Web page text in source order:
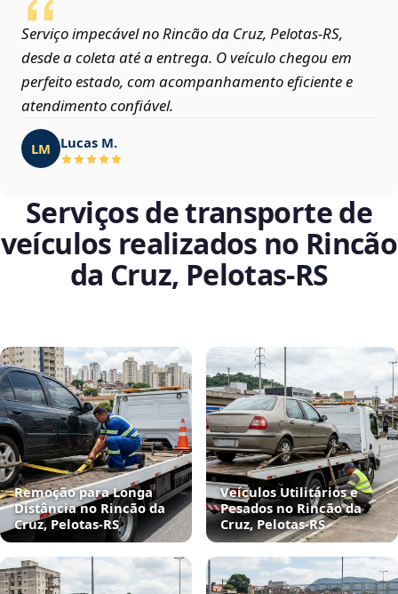
Serviço impecável no Rincão da Cruz, Pelotas‑RS,
desde a coleta até a entrega. O veículo chegou em
perfeito estado, com acompanhamento eficiente e
atendimento confiável.
LM Lucas M.
Serviços de transporte de
veículos realizados no Rincão
da Cruz, Pelotas‑RS
Remoção para Longa
Distância no Rincão da
Cruz, Pelotas‑RS
Veículos Utilitários e
Pesados no Rincão da
Cruz, Pelotas‑RS